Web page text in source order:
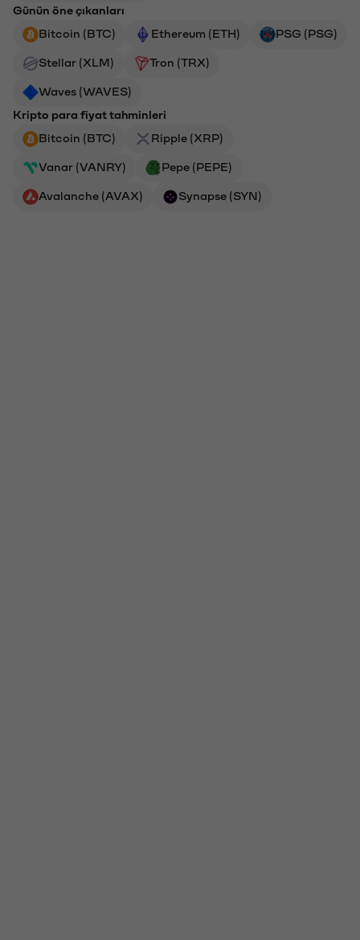
Günün öne çıkanları
Bitcoin (BTC)
Ethereum (ETH) PSG (PSG)
Stellar (XLM) Tron (TRX)
Waves (WAVES)
Kripto para fiyat tahminleri
Bitcoin (BTC)
Ripple (XRP)
Vanar (VANRY) Pepe (PEPE)
Avalanche (AVAX) Synapse (SYN)